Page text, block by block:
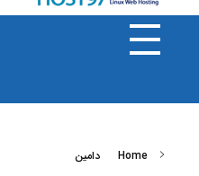
هاست ۹۷ارائه سرویس هاست لینوکس و ثبت دامنه
Home دامین